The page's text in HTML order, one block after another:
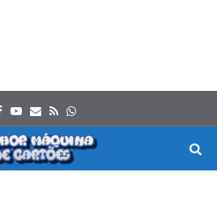
Facebook
Youtube
Email
RssWhatsapp